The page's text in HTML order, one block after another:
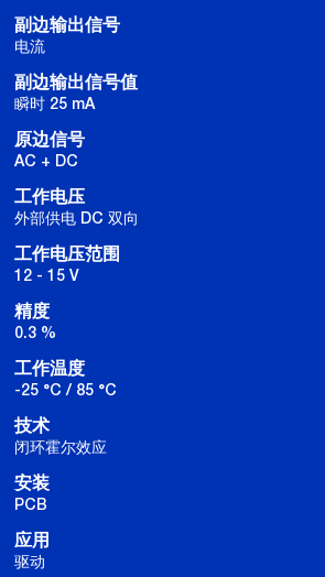
副边输出信号
电流
副边输出信号值
瞬时 25 mA
原边信号
AC + DC
工作电压
外部供电 DC 双向
工作电压范围
12 - 15 V
精度
0.3 %
工作温度
-25 °C / 85 °C
技术
闭环霍尔效应
安装
PCB
应用
驱动